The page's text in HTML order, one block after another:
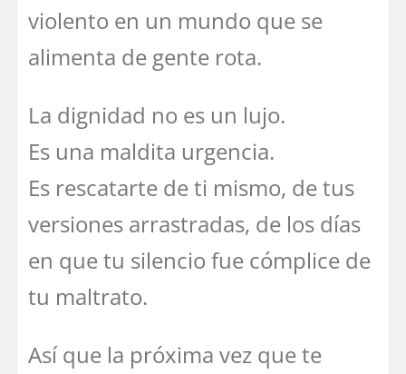
violento en un mundo que se
alimenta de gente rota.
La dignidad no es un lujo.
Es una maldita urgencia.
Es rescatarte de ti mismo, de tus
versiones arrastradas, de los días
en que tu silencio fue cómplice de
tu maltrato.
Así que la próxima vez que te